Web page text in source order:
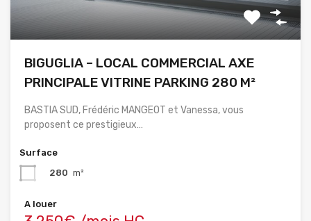
BIGUGLIA – LOCAL COMMERCIAL AXE
PRINCIPALE VITRINE PARKING 280 M²
BASTIA SUD, Frédéric MANGEOT et Vanessa, vous
proposent ce prestigieux…
Surface
280 m²
A louer